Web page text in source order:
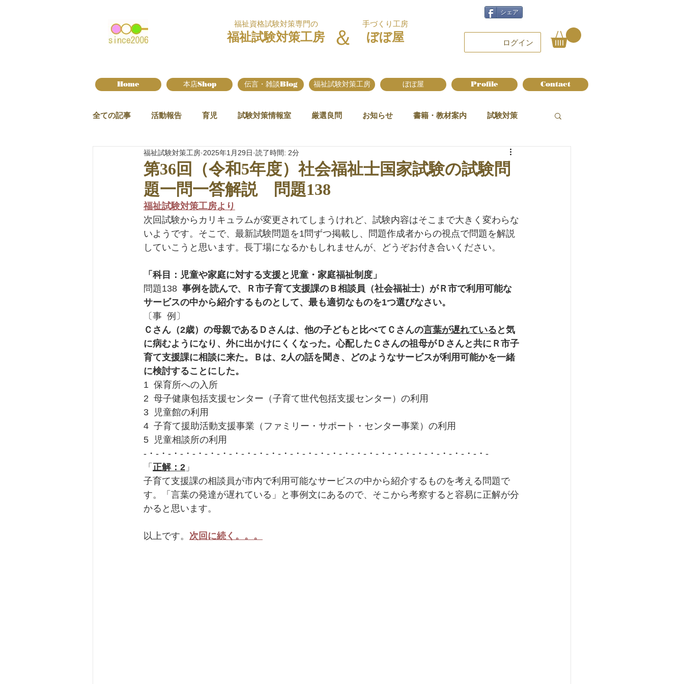
福祉資格試験対策専門の
福祉試験対策工房 ＆
手づくり工房
ぼぼ屋
シェア
ログイン
Home 本店Shop 伝言・雑談Blog 福祉試験対策工房 ぼぼ屋 Profile Contact
全ての記事 活動報告 育児 試験対策情報室 厳選良問 お知らせ 書籍・教材案内 試験対策
第36回（令和5年度）社会福祉士国家試験の試験問
題一問一答解説 問題138
福祉試験対策工房 2025年1月29日 読了時間: 2分
福祉試験対策工房より
次回試験からカリキュラムが変更されてしまうけれど、試験内容はそこまで大きく変わらな
いようです。そこで、最新試験問題を1問ずつ掲載し、問題作成者からの視点で問題を解説
していこうと思います。長丁場になるかもしれませんが、どうぞお付き合いください。
「科目：児童や家庭に対する支援と児童・家庭福祉制度」
問題138 事例を読んで、Ｒ市子育て支援課のＢ相談員（社会福祉士）がＲ市で利用可能な
サービスの中から紹介するものとして、最も適切なものを1つ選びなさい。
〔事  例〕
Ｃさん（2歳）の母親であるＤさんは、他の子どもと比べてＣさんの言葉が遅れている と気
に病むようになり、外に出かけにくくなった。心配したＣさんの祖母がＤさんと共にＲ市子
育て支援課に相談に来た。Ｂは、2人の話を聞き、どのようなサービスが利用可能かを一緒
に検討することにした。
1  保育所への入所
2  母子健康包括支援センター（子育て世代包括支援センター）の利用
3  児童館の利用
4  子育て援助活動支援事業（ファミリー・サポート・センター事業）の利用
5  児童相談所の利用
-・-・-・-・-・-・-・-・-・-・-・-・-・-・-・-・-・-・-・-・-・-・-・-・-・-・-・-・-
「 正解：2 」
子育て支援課の相談員が市内で利用可能なサービスの中から紹介するものを考える問題で
す。「言葉の発達が遅れている」と事例文にあるので、そこから考察すると容易に正解が分
かると思います。
以上です。 次回に続く。。。